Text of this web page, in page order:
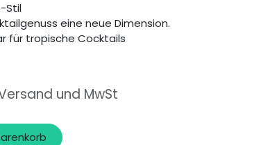
Stil
eine neue Dimension.
für tropische Cocktails
und MwSt